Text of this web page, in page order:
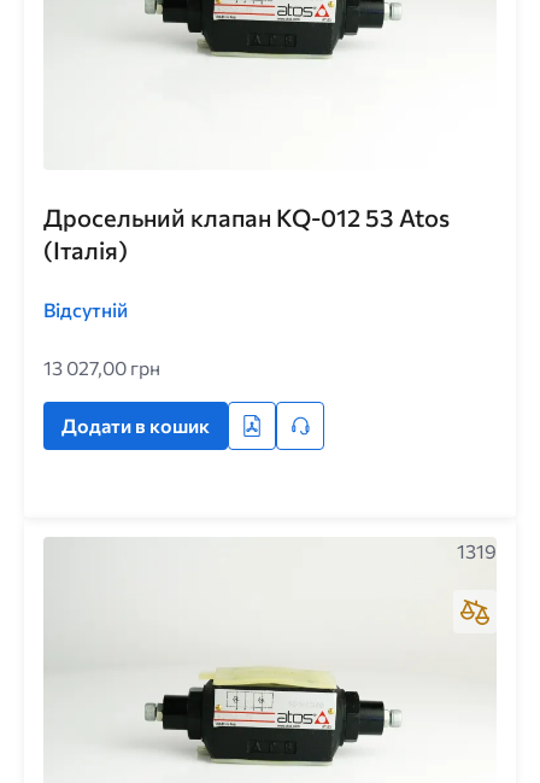
Дросельний клапан KQ-012 53 Atos
(Італія)
Відсутній
13 027,00 грн
Додати в кошик
1319